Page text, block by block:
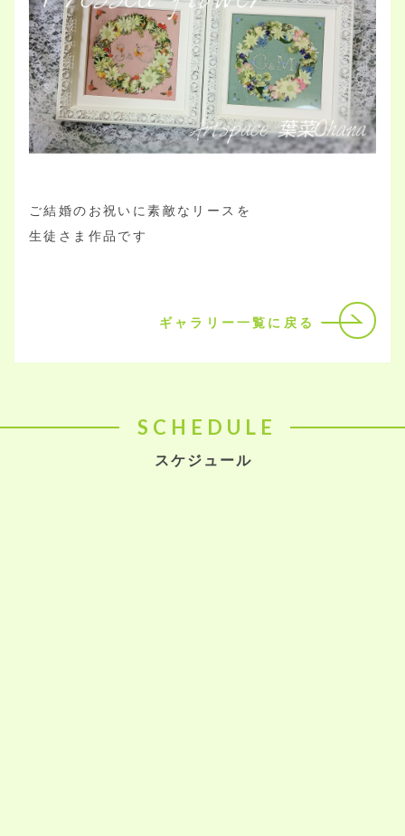
ご結婚のお祝いに素敵なリースを
生徒さま作品です
ギャラリー一覧に戻る
SCHEDULE
スケジュール